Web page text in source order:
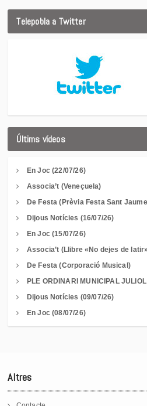
Telepobla a Twitter
Últims vídeos
En Joc (22/07/26)
Associa’t (Veneçuela)
De Festa (Prèvia Festa Sant
Dijous Notícies (16/07/26)
En Joc (15/07/26)
Associa’t (Llibre «No dejes de
De Festa (Corporació Musical)
PLE ORDINARI MUNICIPAL
Dijous Notícies (09/07/26)
En Joc (08/07/26)
Altres